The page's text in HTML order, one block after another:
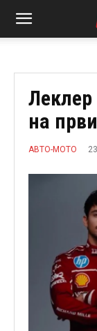
на
АВТО-МОТО